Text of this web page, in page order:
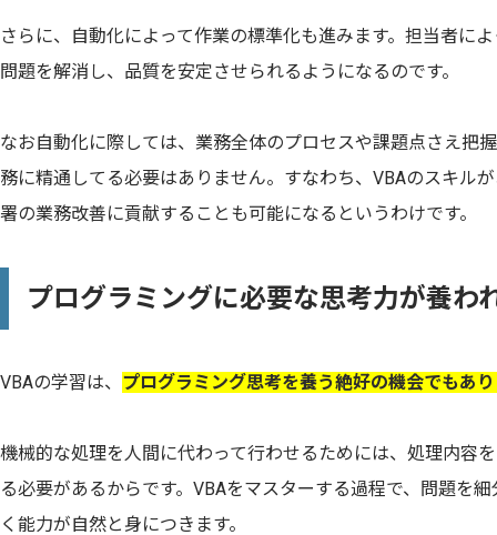
さらに、自動化によって作業の標準化も進みます。担当者に
問題を解消し、品質を安定させられるようになるのです。
なお自動化に際しては、業務全体のプロセスや課題点さえ把
務に精通してる必要はありません。すなわち、VBAのスキル
署の業務改善に貢献することも可能になるというわけです。
プログラミングに必要な思考力が養わ
VBAの学習は、 プログラミング思考を養う絶好の機会でもあ
機械的な処理を人間に代わって行わせるためには、処理内容
る必要があるからです。VBAをマスターする過程で、問題を
く能力が自然と身につきます。